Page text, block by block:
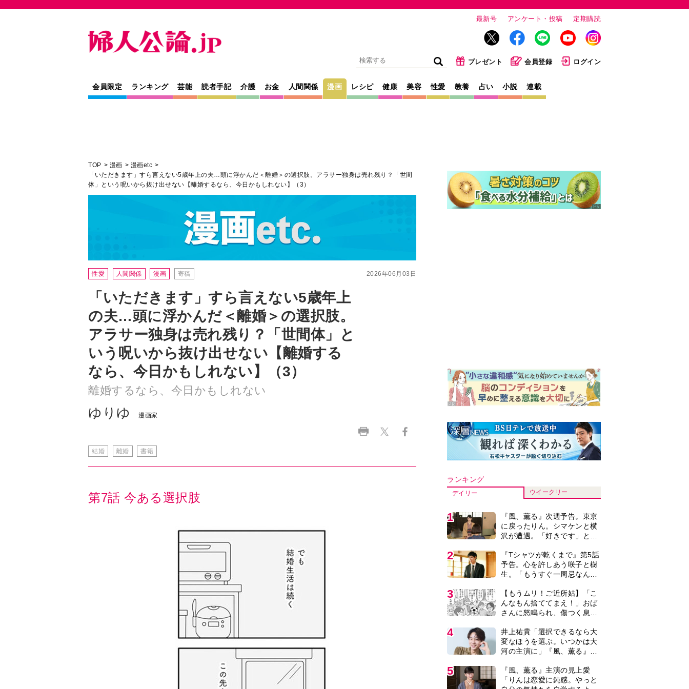
最新号 アンケート・投稿 定期購読
プレゼント 会員登録 ログイン
会員限定 ランキング 芸能 読者手記 介護 お金 人間関係 漫画 レシピ 健康 美容 性愛 教養 占い 小説 連載
寄稿
「いただきます」すら言えない5歳年上
の夫…頭に浮かんだ＜離婚＞の選択肢。
アラサー独身は売れ残り？「世間体」と
いう呪いから抜け出せない【離婚する
なら、今日かもしれない】（3）
離婚するなら、今日かもしれない
ゆりゆ 漫画家
第7話 今ある選択肢
2
予告。心を許しあう咲子と樹
生。「もうすぐ一周忌なんで
それが過ぎたら…」＜ネタバ
レあり＞
3
【もうムリ！ご近所姑】「こ
さんに怒鳴られ、傷つく息
子。私たちが取った行動は…
【第3話】
4
井上祐貴「選択できるなら大
変なほうを選ぶ。いつかは大
河の主演に」『風、薫る』で
5
「りんは恋愛に鈍感。やっと
自分の気持ちを自覚するよう
6
演歌歌手・市川由紀乃「更年
期かと思ったら〈卵巣がん〉
だった。９ヵ月の闘病を経て
紙を今も支えに」【2026上半
期BEST】
7
明日の『風、薫る』あらす
じ。ついに感染が収束。黒川
は、りんにある提案をする＜
8
＜3人って誰のこと？＞『Tシ
ャツが乾くまで』水族館で咲
子が放った〈何気ない一言〉
線？」「子どもの話だと…」
9
【もうムリ！ご近所姑】「今
日はどこ行くん？」出かける
度に聞いてくる近所のおばさ
まり…【第1話】
10
【もうムリ！ご近所姑】勝手
に自宅の庭へ入ってくるおば